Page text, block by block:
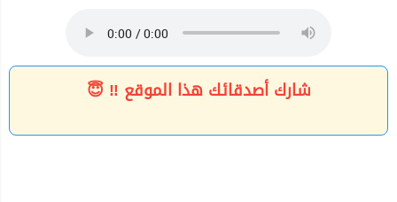
شارك أصدقائك هذا الموقع ‼ 😇